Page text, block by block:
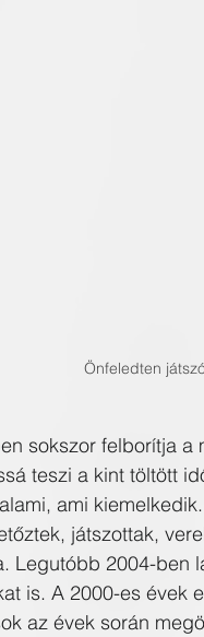
Önfeledten
sokszor felborítja
teszi a kint töltött
ami
játszottak,
Legutóbb 2004-ben
is. A 2000-es évek
az évek során